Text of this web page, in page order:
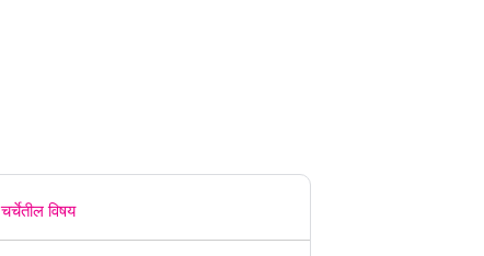
चर्चेतील विषय